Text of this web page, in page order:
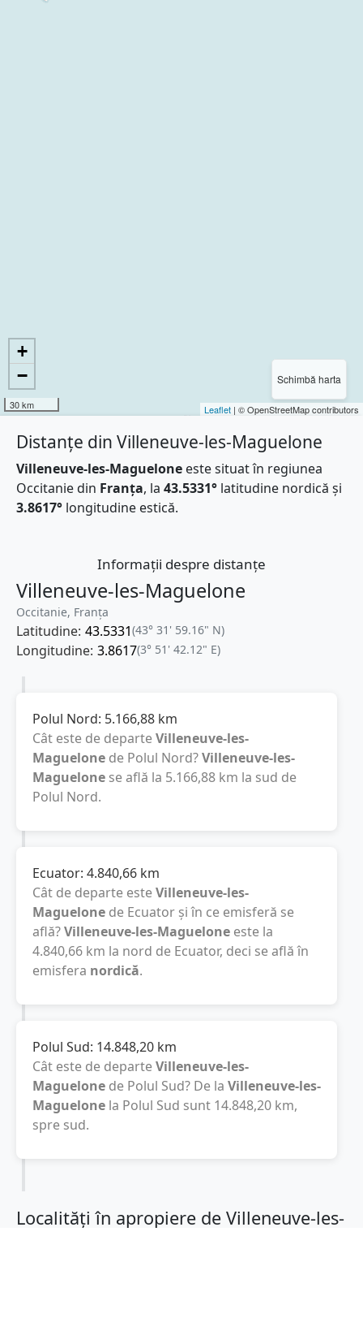
Schimbă harta
+
−
30 km Leaflet | © OpenStreetMap contributors
Distanțe din Villeneuve-les-Maguelone
Villeneuve-les-Maguelone este situat în regiunea
Occitanie din Franţa, la 43.5331° latitudine nordică și
3.8617° longitudine estică.
Informații despre distanțe
Villeneuve-les-Maguelone
Occitanie, Franţa
Latitudine: 43.5331(43° 31' 59.16" N)
Longitudine: 3.8617(3° 51' 42.12" E)
Polul Nord: 5.166,88 km
Cât este de departeVilleneuve-les-
Maguelone de Polul Nord?Villeneuve-les-
Maguelone se află la 5.166,88 km la sud de
Polul Nord.
Ecuator: 4.840,66 km
Cât de departe esteVilleneuve-les-
Maguelone de Ecuator și în ce emisferă se
află?Villeneuve-les-Maguelone este la
4.840,66 km la nord de Ecuator, deci se află în
emisfera nordică.
Polul Sud: 14.848,20 km
Cât este de departeVilleneuve-les-
Maguelone de Polul Sud? De la Villeneuve-les-
Maguelone la Polul Sud sunt 14.848,20 km,
spre sud.
Localități în apropiere de Villeneuve-les-